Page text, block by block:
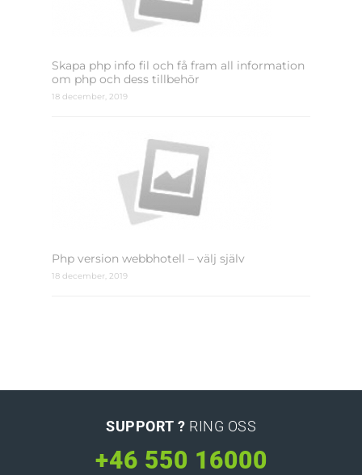
Skapa php info fil och få fram all information
om php och dess tillbehör
18 december, 2019
Php version webbhotell – välj själv
18 december, 2019
SUPPORT ? RING OSS
+46 550 16000